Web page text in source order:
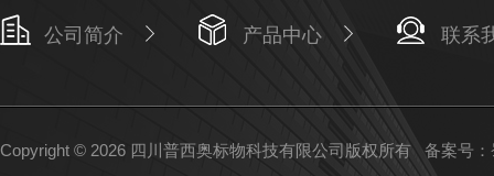
公司简介 产品中心 联系
Copyright © 2026 四川普西奥标物科技有限公司版权所有 备案号：